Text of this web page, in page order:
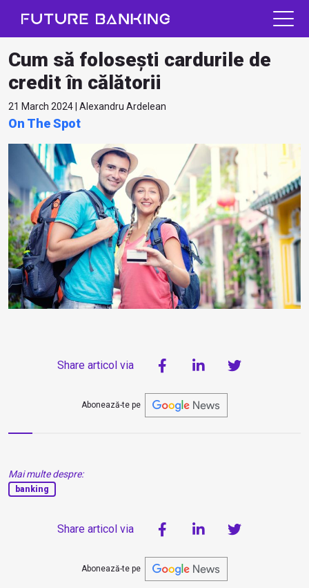
Cum să folosești cardurile de
credit în călătorii
21 March 2024 | Alexandru Ardelean
On The Spot
Share articol via
Abonează-te pe
Mai multe despre:
banking
Share articol via
Abonează-te pe